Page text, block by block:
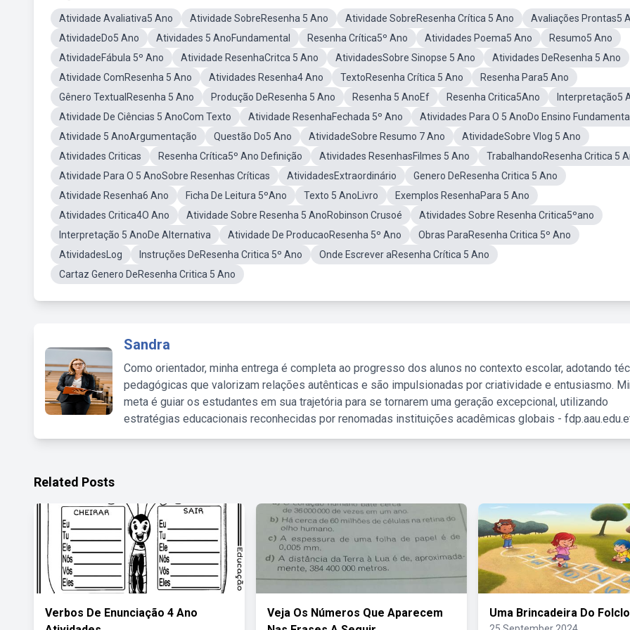
Atividade Avaliativa5 Ano Atividade SobreResenha 5 Ano Atividade SobreResenha Crítica 5 Ano
Avaliações Prontas5
AtividadeDo5 Ano
Atividades 5 AnoFundamental Resenha Crítica5º Ano Atividades Poema5 Ano
Resumo5 Ano
AtividadeFábula 5º Ano
Atividade ResenhaCritca 5 Ano AtividadesSobre Sinopse 5 Ano
Atividades DeResenha 5 Ano
Atividade ComResenha 5 Ano
Atividades Resenha4 Ano TextoResenha Crítica 5 Ano
Resenha Para5 Ano
Gênero TextualResenha 5 Ano
Produção DeResenha 5 Ano Resenha 5 AnoEf Resenha Critica5Ano
Interpretação5
Atividade De Ciências 5 AnoCom Texto
Atividade ResenhaFechada 5º Ano
Atividades Para O 5 AnoDo Ensino Fundamental
Atividade 5 AnoArgumentação
Questão Do5 Ano AtividadeSobre Resumo 7 Ano
AtividadeSobre Vlog 5 Ano
Atividades Criticas
Resenha Crítica5º Ano Definição Atividades ResenhasFilmes 5 Ano
TrabalhandoResenha Critica 5
Atividade Para O 5 AnoSobre Resenhas Críticas
AtividadesExtraordinário
Genero DeResenha Critica 5 Ano
Atividade Resenha6 Ano
Ficha De Leitura 5ºAno Texto 5 AnoLivro
Exemplos ResenhaPara 5 Ano
Atividades Critica4O Ano
Atividade Sobre Resenha 5 AnoRobinson Crusoé
Atividades Sobre Resenha Critica5ºano
Interpretação 5 AnoDe Alternativa
Atividade De ProducaoResenha 5º Ano
Obras ParaResenha Critica 5º Ano
AtividadesLog
Instruções DeResenha Critica 5º Ano
Onde Escrever aResenha Crítica 5 Ano
Cartaz Genero DeResenha Critica 5 Ano
Sandra
Como orientador, minha entrega é completa ao progresso dos alunos no contexto escolar, adotando
pedagógicas que valorizam relações autênticas e são impulsionadas por criatividade e entusiasmo.
meta é guiar os estudantes em sua trajetória para se tornarem uma geração excepcional, utilizando
estratégias educacionais reconhecidas por renomadas instituições acadêmicas globais -
Related Posts
Verbos De Enunciação 4 Ano
Veja Os Números Que Aparecem
Uma Brincadeira Do